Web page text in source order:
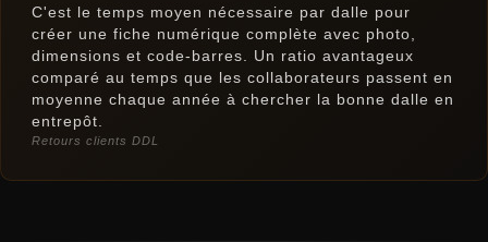
C'est le temps moyen nécessaire par dalle pour
créer une fiche numérique complète avec photo,
dimensions et code-barres. Un ratio avantageux
comparé au temps que les collaborateurs passent en
moyenne chaque année à chercher la bonne dalle en
entrepôt.
Retours clients DDL